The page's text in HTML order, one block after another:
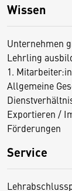
Wissen
Unternehmen
Lehrling
1. Mitarbeiter:in
Allgemeine
Exportieren /
Förderungen
Service